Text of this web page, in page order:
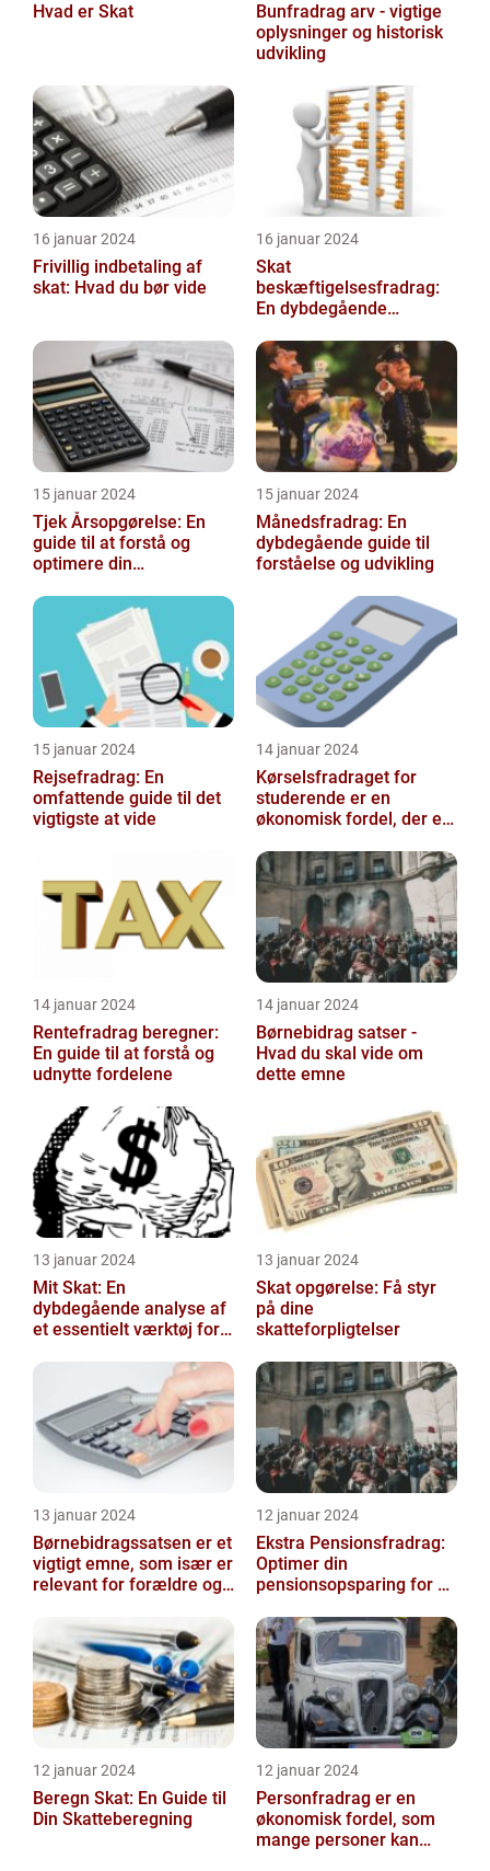
Hvad er Skat
Bunfradrag arv - vigtige
oplysninger og historisk
udvikling
16 januar 2024
Frivillig indbetaling af
skat: Hvad du bør vide
16 januar 2024
Skat
beskæftigelsesfradrag:
En dybdegående
15 januar 2024
Tjek Årsopgørelse: En
guide til at forstå og
optimere din
15 januar 2024
Månedsfradrag: En
dybdegående guide til
forståelse og udvikling
15 januar 2024
Rejsefradrag: En
omfattende guide til det
vigtigste at vide
14 januar 2024
Kørselsfradraget for
studerende er en
økonomisk fordel, der er
studerende, som kan h...
14 januar 2024
Rentefradrag beregner:
En guide til at forstå og
udnytte fordelene
14 januar 2024
Børnebidrag satser -
Hvad du skal vide om
dette emne
13 januar 2024
Mit Skat: En
dybdegående analyse af
et essentielt værktøj for
13 januar 2024
Skat opgørelse: Få styr
på dine
skatteforpligtelser
13 januar 2024
Børnebidragssatsen er et
vigtigt emne, som især er
relevant for forældre og
12 januar 2024
Ekstra Pensionsfradrag:
Optimer din
pensionsopsparing for en
12 januar 2024
Beregn Skat: En Guide til
Din Skatteberegning
12 januar 2024
Personfradrag er en
økonomisk fordel, som
mange personer kan